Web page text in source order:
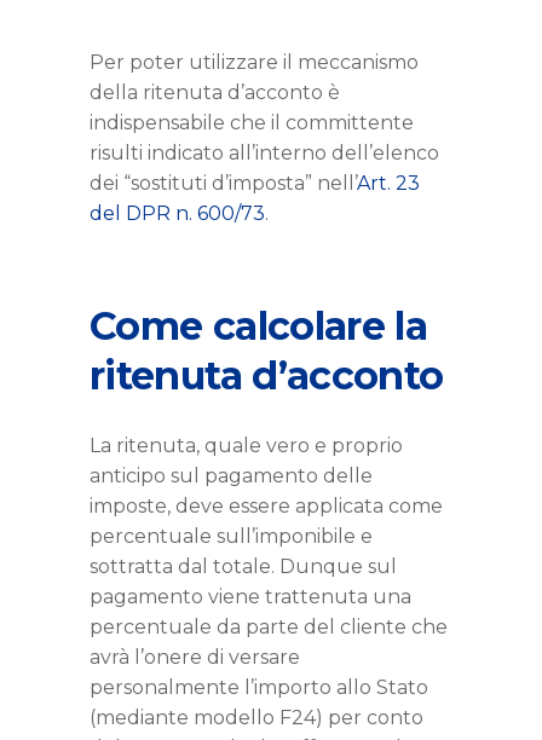
Per poter utilizzare il meccanismo
della ritenuta d’acconto è
indispensabile che il committente
risulti indicato all’interno dell’elenco
dei “sostituti d’imposta” nell’Art. 23
del DPR n. 600/73.
Come calcolare la
ritenuta d’acconto
La ritenuta, quale vero e proprio
anticipo sul pagamento delle
imposte, deve essere applicata come
percentuale sull’imponibile e
sottratta dal totale. Dunque sul
pagamento viene trattenuta una
percentuale da parte del cliente che
avrà l’onere di versare
personalmente l’importo allo Stato
(mediante modello F24) per conto